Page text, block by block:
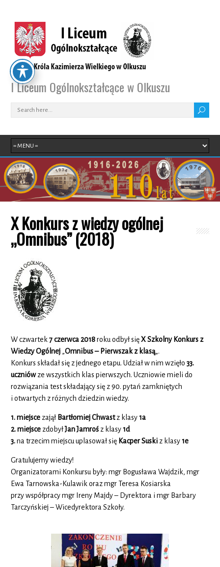
I Liceum Ogólnokształcące w Olkuszu
X Konkurs z wiedzy ogólnej
„Omnibus” (2018)
W czwartek7 czerwca 2018roku odbył sięX Szkolny Konkurs z
Wiedzy Ogólnej „Omnibus – Pierwszak z klasą„.
Konkurs składał się z jednego etapu. Udział w nim wzięło33.
uczniówze wszystkich klas pierwszych. Uczniowie mieli do
rozwiązania test składający się z 90. pytań zamkniętych
i otwartych z różnych dziedzin wiedzy.
1. miejsce zajął Bartłomiej Chwastz klasy1a
2. miejsce zdobyłJan Jamroś z klasy1d
3.na trzecim miejscu uplasował się Kacper Suski z klasy1e
Gratulujemy wiedzy!
Organizatorami Konkursu były: mgr Bogusława Wajdzik, mgr
Ewa Tarnowska-Kulawik oraz mgr Teresa Kosiarska
przy współpracy mgr Ireny Majdy – Dyrektora i mgr Barbary
Tarczyńskiej – Wicedyrektora Szkoły.